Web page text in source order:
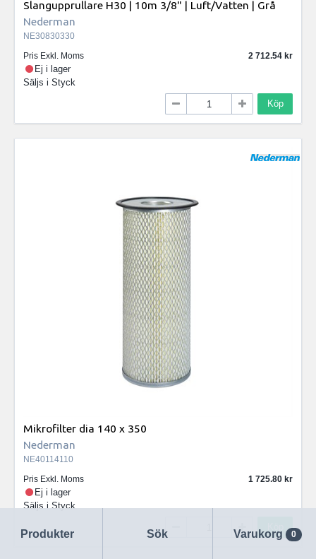
Produkter Sök Varukorg 0
Slangupprullare H30 | 10m 3/8" | Luft/Vatten | Grå
Nederman
NE30830330
Pris Exkl. Moms
2 712.54
Ej i lager
Säljs i Styck
Köp
Mikrofilter dia 140 x 350
Nederman
NE40114110
Pris Exkl. Moms
1 725.80
Ej i lager
Säljs i Styck